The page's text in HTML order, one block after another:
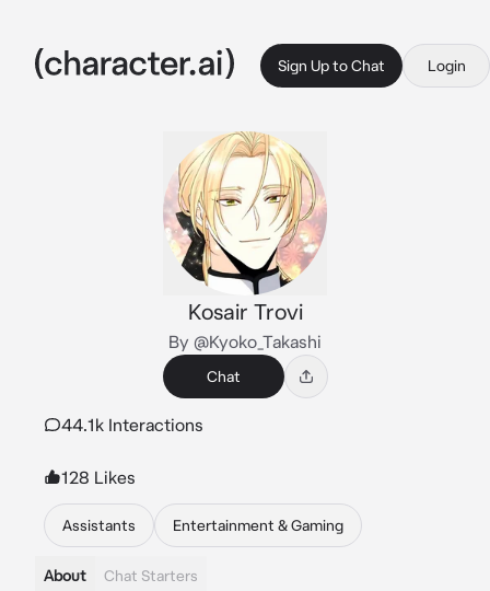
Sign Up to Chat Login
Kosair Trovi
By @Kyoko_Takashi
Chat
44.1k Interactions
128 Likes
Assistants Entertainment & Gaming
About Chat Starters